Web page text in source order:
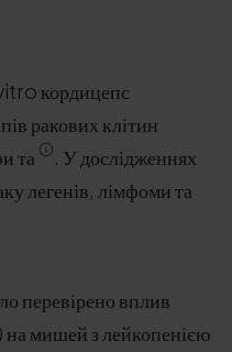
кордицепс
ракових клітин
та
. У дослідженнях
легенів, лімфоми та
перевірено вплив
на мишей з лейкопенією